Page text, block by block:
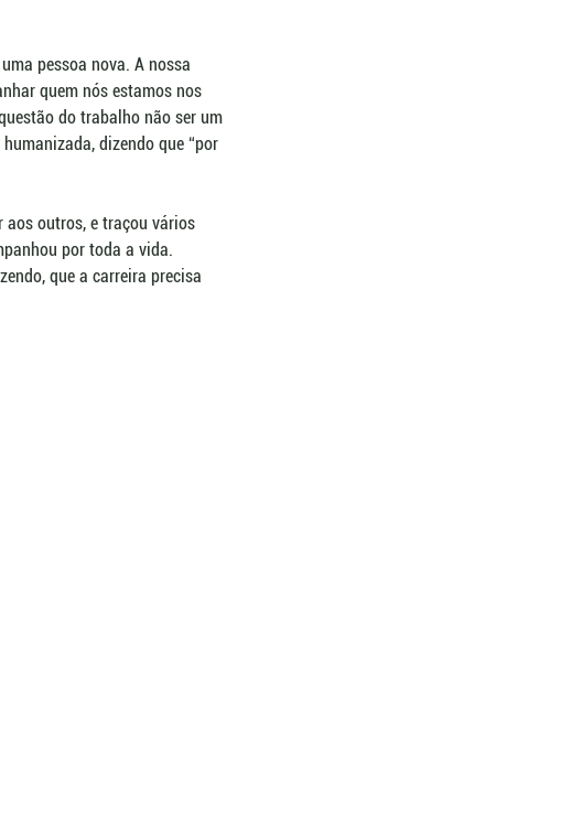
pessoa nova. A nossa
quem nós estamos nos
do trabalho não ser um
dizendo que “por
aos outros, e traçou vários
por toda a vida.
que a carreira precisa